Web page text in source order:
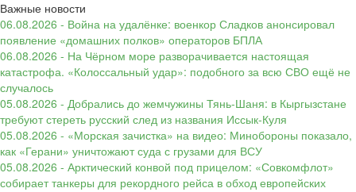
Важные новости
06.08.2026 - Война на удалёнке: военкор Сладков анонсировал
появление «домашних полков» операторов БПЛА
06.08.2026 - На Чёрном море разворачивается настоящая
катастрофа. «Колоссальный удар»: подобного за всю СВО ещё не
случалось
05.08.2026 - Добрались до жемчужины Тянь-Шаня: в Кыргызстане
требуют стереть русский след из названия Иссык-Куля
05.08.2026 - «Морская зачистка» на видео: Минобороны показало,
как «Герани» уничтожают суда с грузами для ВСУ
05.08.2026 - Арктический конвой под прицелом: «Совкомфлот»
собирает танкеры для рекордного рейса в обход европейских